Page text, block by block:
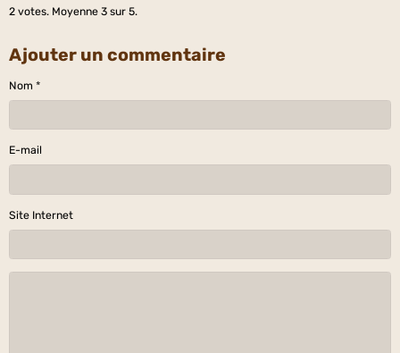
2 votes. Moyenne 3 sur 5.
Ajouter un commentaire
Nom
E-mail
Site Internet